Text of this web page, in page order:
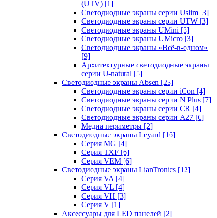
(UTV) [1]
Светодиодные экраны серии Uslim [3]
Светодиодные экраны серии UTW [3]
Светодиодные экраны UMini [3]
Светодиодные экраны UMicro [3]
Светодиодные экраны «Всё-в-одном»
[9]
Архитектурные светодиодные экраны
серии U-natural [5]
Светодиодные экраны Absen [23]
Светодиодные экраны серии iCon [4]
Светодиодные экраны серии N Plus [7]
Светодиодные экраны серии CR [4]
Светодиодные экраны серии А27 [6]
Медиа периметры [2]
Светодиодные экраны Leyard [16]
Серия MG [4]
Серия TXF [6]
Серия VEM [6]
Светодиодные экраны LianTronics [12]
Серия VA [4]
Серия VL [4]
Серия VH [3]
Серия V [1]
Аксессуары для LED панелей [2]